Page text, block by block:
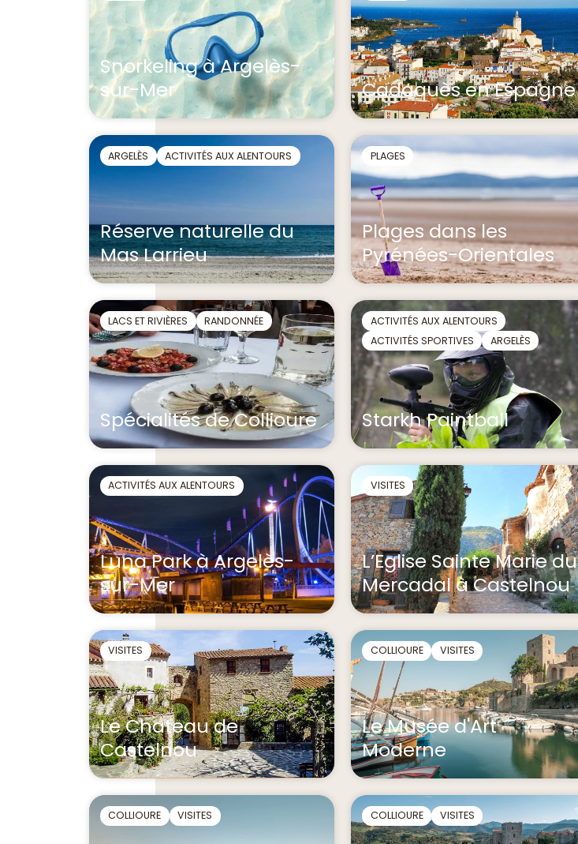
Snorkeling à Argelès-
sur-Mer
Cadaquès en Espagne
ARGELÈS ACTIVITÉS AUX ALENTOURS
Réserve naturelle du
Mas Larrieu
PLAGES
Plages dans les
Pyrénées-Orientales
LACS ET RIVIÈRES RANDONNÉE
Spécialités de Collioure
ACTIVITÉS AUX ALENTOURS
ACTIVITÉS SPORTIVES
ARGELÈS
Starkh Paintball
ACTIVITÉS AUX ALENTOURS
Luna Park à Argelès-
sur-Mer
VISITES
L’Eglise Sainte Marie du
Mercadal à Castelnou
VISITES
Le Chateau de
Castelnou
COLLIOURE VISITES
Le Musée d'Art
Moderne
COLLIOURE VISITES COLLIOURE VISITES